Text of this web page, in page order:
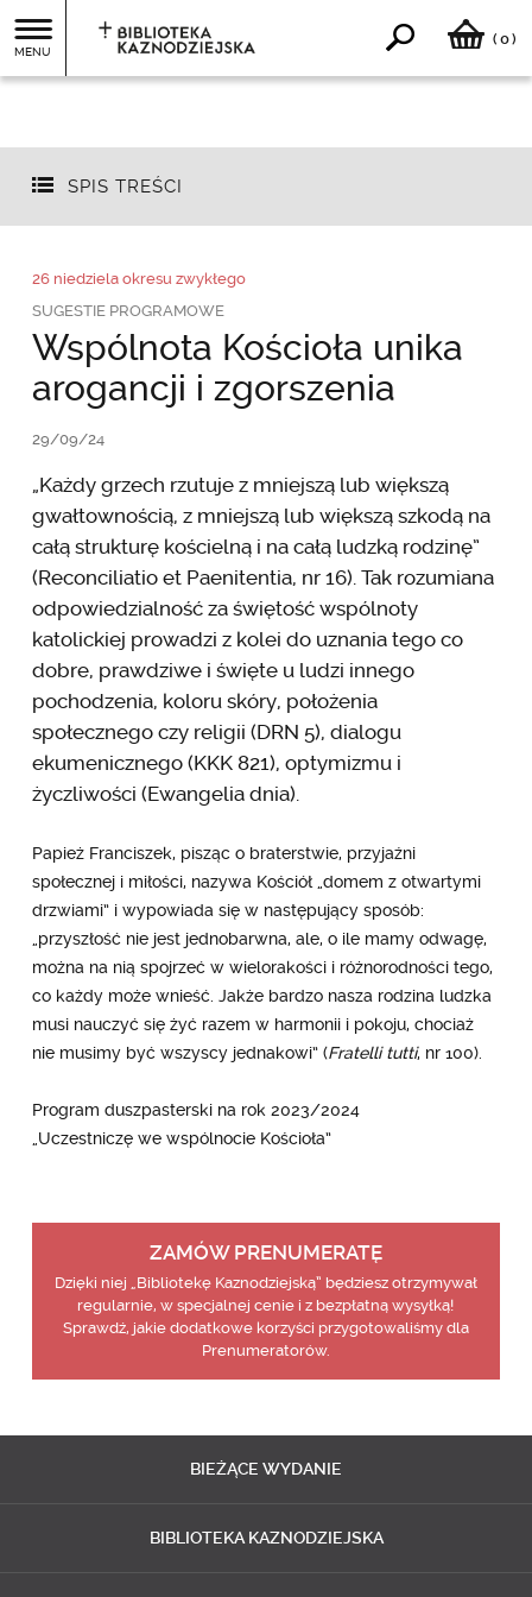
MENU
( 0)
SPIS TREŚCI
26 niedziela okresu zwykłego
SUGESTIE PROGRAMOWE
Wspólnota Kościoła unika
arogancji i zgorszenia
29/09/24
„Każdy grzech rzutuje z mniejszą lub większą
gwałtownością, z mniejszą lub większą szkodą na
całą strukturę kościelną i na całą ludzką rodzinę”
(Reconciliatio et Paenitentia, nr 16). Tak rozumiana
odpowiedzialność za świętość wspólnoty
katolickiej prowadzi z kolei do uznania tego co
dobre, prawdziwe i święte u ludzi innego
pochodzenia, koloru skóry, położenia
społecznego czy religii (DRN 5), dialogu
ekumenicznego (KKK 821), optymizmu i
życzliwości (Ewangelia dnia).
Papież Franciszek, pisząc o braterstwie, przyjaźni
społecznej i miłości, nazywa Kościół „domem z otwartymi
drzwiami” i wypowiada się w następujący sposób:
„przyszłość nie jest jednobarwna, ale, o ile mamy odwagę,
można na nią spojrzeć w wielorakości i różnorodności tego,
co każdy może wnieść. Jakże bardzo nasza rodzina ludzka
musi nauczyć się żyć razem w harmonii i pokoju, chociaż
nie musimy być wszyscy jednakowi” (Fratelli tutti, nr 100).
Program duszpasterski na rok 2023/2024
„Uczestniczę we wspólnocie Kościoła”
ZAMÓW PRENUMERATĘ
Dzięki niej „Bibliotekę Kaznodziejską” będziesz otrzymywał
regularnie, w specjalnej cenie i z bezpłatną wysyłką!
Sprawdź, jakie dodatkowe korzyści przygotowaliśmy dla
Prenumeratorów.
BIEŻĄCE WYDANIE
BIBLIOTEKA KAZNODZIEJSKA